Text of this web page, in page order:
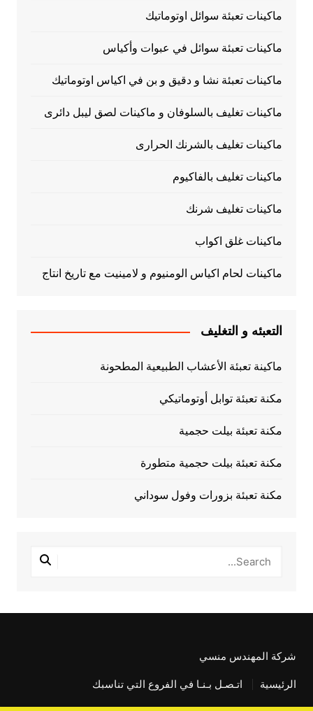
ماكينات تعبئة سوائل اوتوماتيك
ماكينات تعبئة سوائل في عبوات وأكياس
ماكينات تعبئة نشا و دقيق و بن في اكياس اوتوماتيك
ماكينات تغليف بالسلوفان و ماكينات لصق ليبل دائرى
ماكينات تغليف بالشرنك الحرارى
ماكينات تغليف بالفاكيوم
ماكينات تغليف شرنك
ماكينات غلق اكواب
ماكينات لحام اكياس الومنيوم و لامينيت مع تاريخ انتاج
التعبئه و التغليف
ماكينة تعبئة الأعشاب الطبيعية المطحونة
مكنة تعبئة توابل أوتوماتيكي
مكنة تعبئة بيلت حجمية
مكنة تعبئة بيلت حجمية متطورة
مكنة تعبئة بزورات وفول سوداني
شركة المهندس منسي
الرئيسية اتـصـل بـنـا في الفروع التي تناسبك